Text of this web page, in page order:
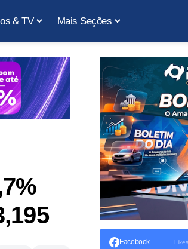
& TV Mais Seções
Facebook Likes